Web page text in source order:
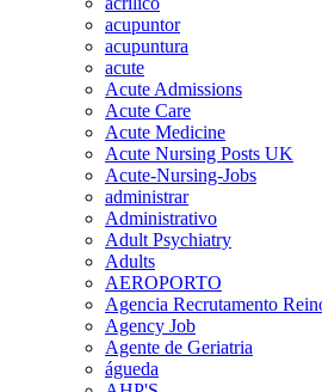
acupuntor
acupuntura
acute
Acute Admissions
Acute Care
Acute Medicine
Acute Nursing Posts UK
Acute-Nursing-Jobs
administrar
Administrativo
Adult Psychiatry
Adults
AEROPORTO
Agencia Recrutamento
Agency Job
Agente de Geriatria
águeda